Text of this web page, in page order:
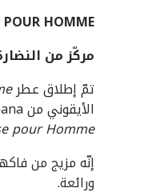
HOMME
مركّز من
تمّ إطلاق عطر
الأيقوني من Dolce&Gabbana، واليوم يستمرّ صانع العطور ألبيرتو مورياس بتلاوة قصّة مع
pour Homme
إنّه مزيج من
ورائعة.